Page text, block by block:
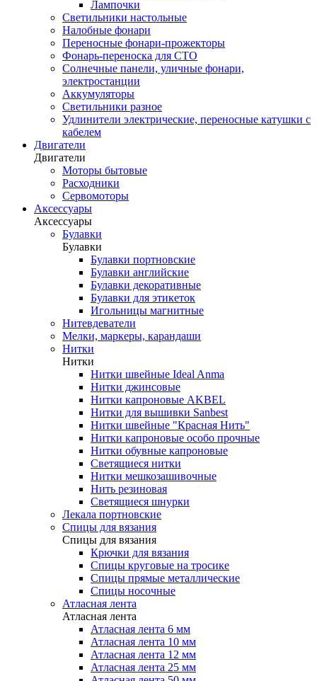
Лампочки
Светильники настольные
Налобные фонари
Переносные фонари-прожекторы
Фонарь-переноска для СТО
Солнечные панели, уличные фонари,
электростанции
Аккумуляторы
Светильники разное
Удлинители электрические, переносные катушки с
кабелем
Двигатели
Двигатели
Моторы бытовые
Расходники
Сервомоторы
Аксессуары
Аксессуары
Булавки
Булавки
Булавки портновские
Булавки английские
Булавки декоративные
Булавки для этикеток
Игольницы магнитные
Нитевдеватели
Мелки, маркеры, карандаши
Нитки
Нитки
Нитки швейные Ideal Anma
Нитки джинсовые
Нитки капроновые AKBEL
Нитки для вышивки Sanbest
Нитки швейные "Красная Нить"
Нитки капроновые особо прочные
Нитки обувные капроновые
Светящиеся нитки
Нитки мешкозашивочные
Нить резиновая
Светящиеся шнурки
Лекала портновские
Спицы для вязания
Спицы для вязания
Крючки для вязания
Спицы круговые на тросике
Спицы прямые металлические
Спицы носочные
Атласная лента
Атласная лента
Атласная лента 6 мм
Атласная лента 10 мм
Атласная лента 12 мм
Атласная лента 25 мм